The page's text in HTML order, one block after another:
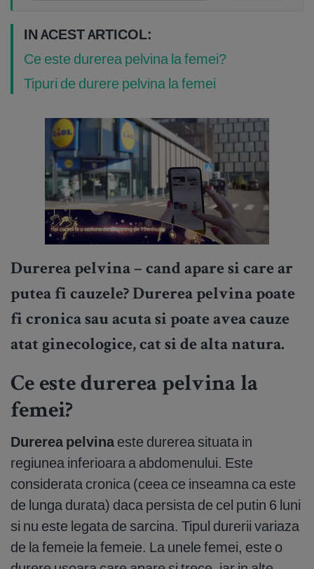
IN ACEST ARTICOL:
Ce este durerea pelvina la femei?
Tipuri de durere pelvina la femei
Durerea pelvina – cand apare si care ar
putea fi cauzele? Durerea pelvina poate
fi cronica sau acuta si poate avea cauze
atat ginecologice, cat si de alta natura.
Ce este durerea pelvina la
femei?
Durerea pelvina este durerea situata in
regiunea inferioara a abdomenului. Este
considerata cronica (ceea ce inseamna ca este
de lunga durata) daca persista de cel putin 6 luni
si nu este legata de sarcina. Tipul durerii variaza
de la femeie la femeie. La unele femei, este o